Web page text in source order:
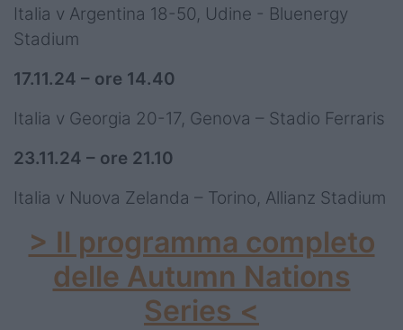
Italia v Argentina 18-50, Udine - Bluenergy
Stadium
17.11.24 – ore 14.40
Italia v Georgia 20-17, Genova – Stadio Ferraris
23.11.24 – ore 21.10
Italia v Nuova Zelanda – Torino, Allianz Stadium
> Il programma completo
delle Autumn Nations
Series <